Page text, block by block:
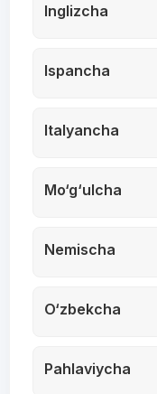
Inglizcha
Ispancha
Italyancha
Mo‘g‘ulcha
Nemischa
O‘zbekcha
Pahlaviycha